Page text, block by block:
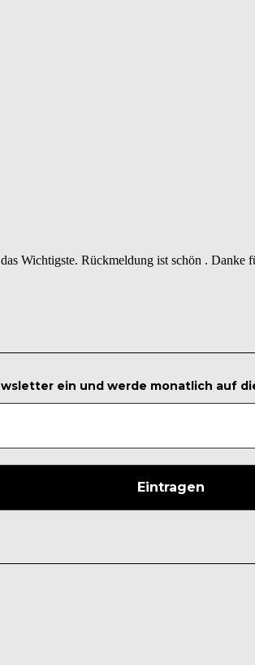
Wichtigste. Rückmeldung ist schön . Danke
ein und werde monatlich auf